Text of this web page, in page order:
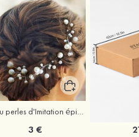
Beau perles d'Imitation épingles à cheveux coiffe
3 €